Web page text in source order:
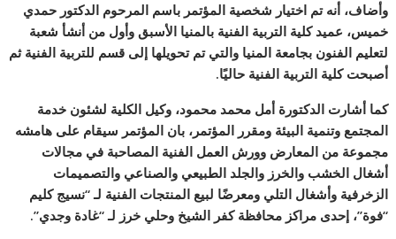
وأضاف، أنه تم اختيار شخصية المؤتمر باسم المرحوم الدكتور حمدي
خميس، عميد كلية التربية الفنية بالمنيا الأسبق وأول من أنشأ شعبة
لتعليم الفنون بجامعة المنيا والتي تم تحويلها إلى قسم للتربية الفنية ثم
أصبحت كلية التربية الفنية حاليًا.
كما أشارت الدكتورة أمل محمد محمود، وكيل الكلية لشئون خدمة
المجتمع وتنمية البيئة ومقرر المؤتمر، بان المؤتمر سيقام على هامشه
مجموعة من المعارض وورش العمل الفنية المصاحبة في مجالات
أشغال الخشب والخرز والجلد الطبيعي والصناعي والتصميمات
الزخرفية وأشغال التلي ومعرضًا لبيع المنتجات الفنية لـ “نسيج كليم
“فوة”، إحدى مراكز محافظة كفر الشيخ وحلي خرز لـ “غادة وجدي”.